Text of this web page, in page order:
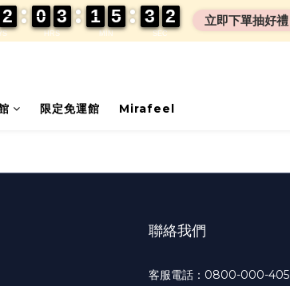
限定免運館 Mirafeel
聯絡我們
客服電話：0800-000-405
2
2
2
2
HRS
0
0
0
0 3
3
3
3
MIN
1
1
1
1 5
5
5
5
SEC
3
3
3
3 0
0
2
2
2
2 立即下單抽好禮